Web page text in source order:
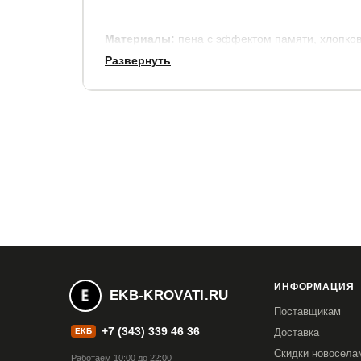
Материалы: пена с эффектом памяти,
В стандартную комплектацию входит чехол из
Развернуть
EKB-KROVATI.RU
ЕКБ +7 (343) 339 46 36
Работаем 10:00 до 22:00
ИНФОРМАЦИЯ
Поставщикам
Доставка
Скидки